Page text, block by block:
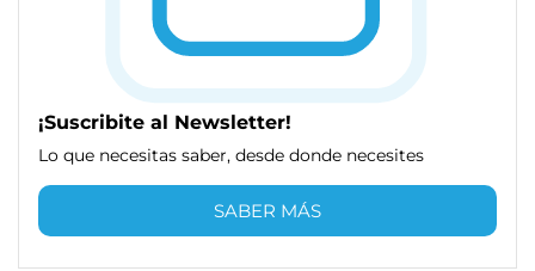
¡Suscribite al Newsletter!
Lo que necesitas saber, desde donde necesites
SABER MÁS